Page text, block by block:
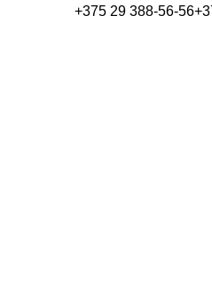
+375 29 388-56-56